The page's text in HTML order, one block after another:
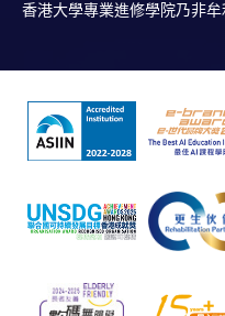
香港大學專業進修學院乃非